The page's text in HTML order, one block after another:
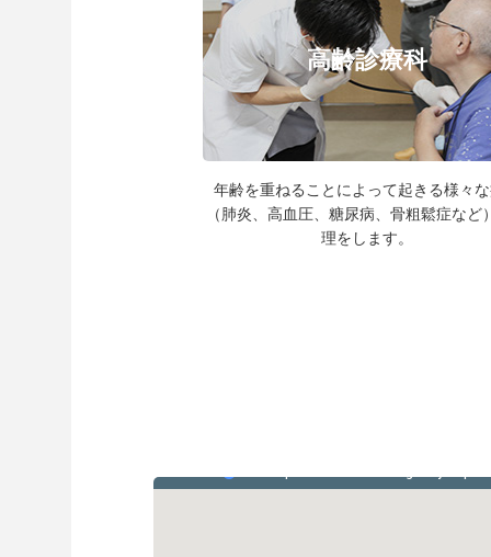
高齢診療科
年齢を重ねることによって起きる様々
（肺炎、高血圧、糖尿病、骨粗鬆症など
理をします。